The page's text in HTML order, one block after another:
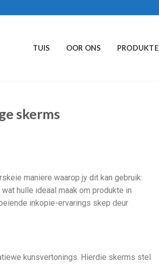
TUIS OOR ONS PRODUKTE
skerms
maniere waarop jy dit kan gebruik:
hulle ideaal maak om produkte in
inkopie-ervarings skep deur
kunsvertonings. Hierdie skerms stel